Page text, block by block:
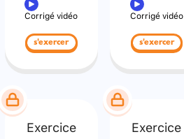
Corrigé vidéo
s'exercer
Corrigé vidéo
s'exercer
Exercice Exercice